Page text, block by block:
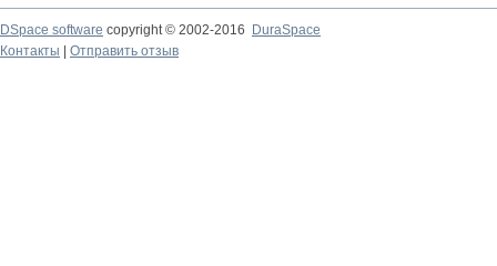
DSpace software copyright © 2002-2016
DuraSpace
Контакты
Отправить отзыв